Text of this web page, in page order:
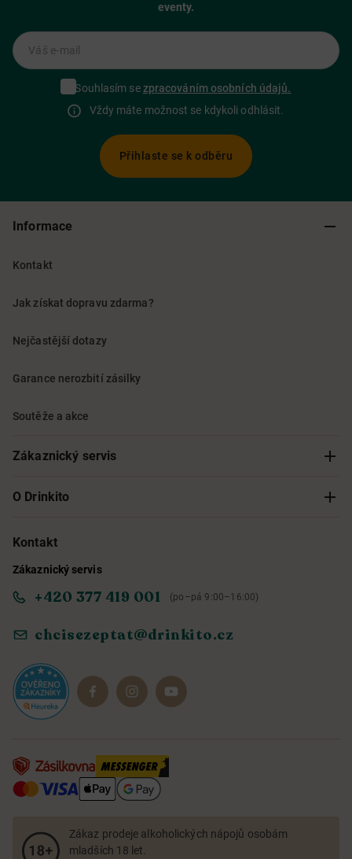
eventy.
Váš e-mail
Souhlasím sezpracováním osobních údajů.
Vždy máte možnost se kdykoli odhlásit.
Přihlaste se k odběru
Informace
Kontakt
Jak získat dopravu zdarma?
Nejčastější dotazy
Garance nerozbití zásilky
Soutěže a akce
Zákaznický servis
Sledování objednávky
Obchodní podmínky
Reklamace a vrácení
O Drinkito
O nás
Informace o přístupnosti služby
Dárkové sady
Kontakt
Zákaznický servis
+420 377 419 001 (po–pá 9:00–16:00)
chcisezeptat@drinkito.cz
Zákaz prodeje alkoholických nápojů osobám
mladších 18 let.